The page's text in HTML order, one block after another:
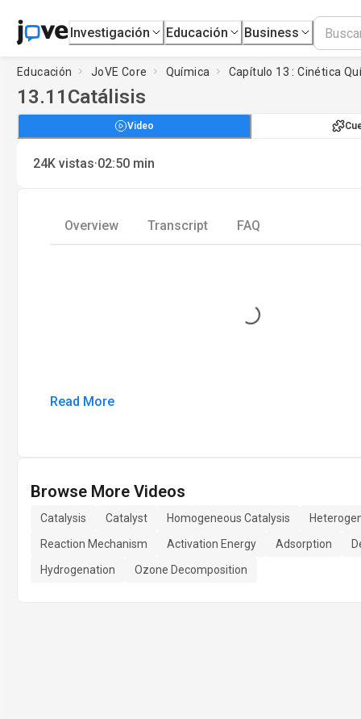
Investigación Educación Business
Educación JoVE Core Química Capítulo 13 : Cinética
13.11 Catálisis
Video
24K vistas·02:50 min
Overview Transcript FAQ
Loading...
Read More
Browse More Videos
Catalysis Catalyst Homogeneous Catalysis
Reaction Mechanism
Activation Energy Adsorption
Hydrogenation
Ozone Decomposition